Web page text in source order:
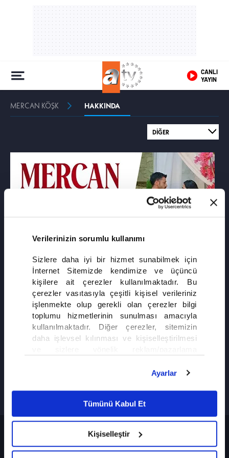
Verilerinizin sorumlu kullanımı
Sizlere daha iyi bir hizmet sunabilmek için
İnternet Sitemizde kendimize ve üçüncü
kişilere ait çerezler kullanılmaktadır. Bu
çerezler vasıtasıyla çeşitli kişisel verileriniz
işlenmekte olup gerekli olan çerezler bilgi
toplumu hizmetlerinin sunulması amacıyla
kullanılmaktadır. Diğer çerezler, sitemizin
daha işlevsel kılınması ve kişiselleştirilmesi
olarak açık rızanız dahilinde kullanılacaktır.
detaylı bilgi için Ayarlar butonuna tıklayabilir,
Çerez BilgilendirmeMetnimizi ziyaret
6698 sayılı Kişisel Verilerin Korunması
Kanunu uyarınca hazırlanmış olan İnternet
Ayarlar
Tümünü Kabul Et
Kişiselleştir
CANLI
YAYIN
MERCAN KÖŞK HAKKINDA